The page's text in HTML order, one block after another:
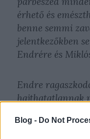
Blog - Do Not
érhető és
benne semmi
jelentkezőkben
Endrére és
Endre
hajthatatlannak
szerepét
bár, de elfogadta